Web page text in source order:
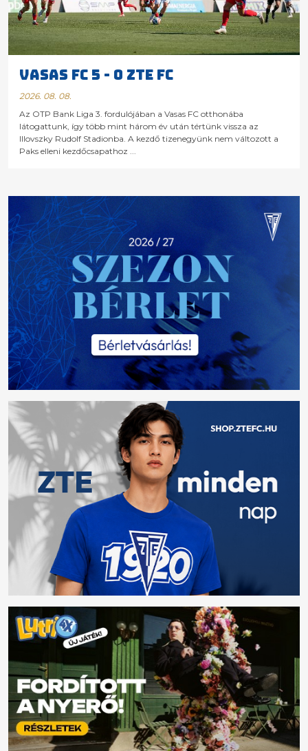
VASAS FC 5 - 0 ZTE FC
2026. 08. 08.
Az OTP Bank Liga 3. fordulójában a Vasas FC otthonába
látogattunk, így több mint három év után tértünk vissza az
Illovszky Rudolf Stadionba. A kezdő tizenegyünk nem változott a
Paks elleni kezdőcsapathoz ...